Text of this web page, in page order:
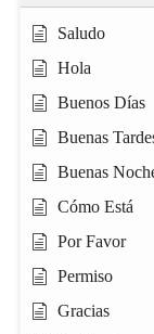
Saludo
Hola
Buenos Días
Buenas
Buenas
Cómo Está
Por Favor
Permiso
Gracias